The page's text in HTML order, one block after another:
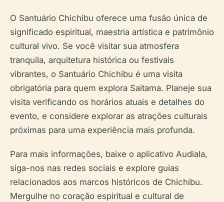
O Santuário Chichibu oferece uma fusão única de
significado espiritual, maestria artística e patrimônio
cultural vivo. Se você visitar sua atmosfera
tranquila, arquitetura histórica ou festivais
vibrantes, o Santuário Chichibu é uma visita
obrigatória para quem explora Saitama. Planeje sua
visita verificando os horários atuais e detalhes do
evento, e considere explorar as atrações culturais
próximas para uma experiência mais profunda.
Para mais informações, baixe o aplicativo Audiala,
siga-nos nas redes sociais e explore guias
relacionados aos marcos históricos de Chichibu.
Mergulhe no coração espiritual e cultural de